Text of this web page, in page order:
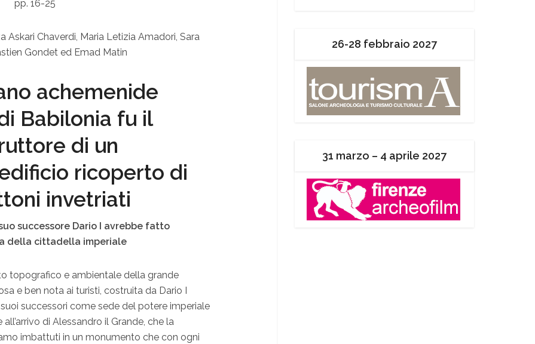
pp. 16-25
Askari Chaverdi, Maria Letizia Amadori, Sara
Gondet ed Emad Matin
achemenide
Babilonia fu il
di un
ricoperto di
invetriati
successore Dario I avrebbe fatto
della cittadella imperiale
topografico e ambientale della grande
e ben nota ai turisti, costruita da Dario I
successori come sede del potere imperiale
di Alessandro il Grande, che la
imbattuti in un monumento che con ogni
26-28 febbraio 2027
31 marzo – 4 aprile 2027